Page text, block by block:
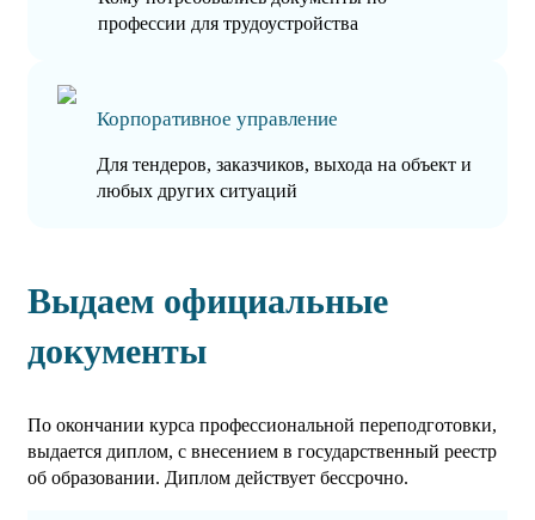
профессии для трудоустройства
Корпоративное управление
Для тендеров, заказчиков, выхода на объект и
любых других ситуаций
Выдаем официальные
документы
По окончании курса профессиональной переподготовки,
выдается диплом, с внесением в государственный реестр
об образовании. Диплом действует бессрочно.